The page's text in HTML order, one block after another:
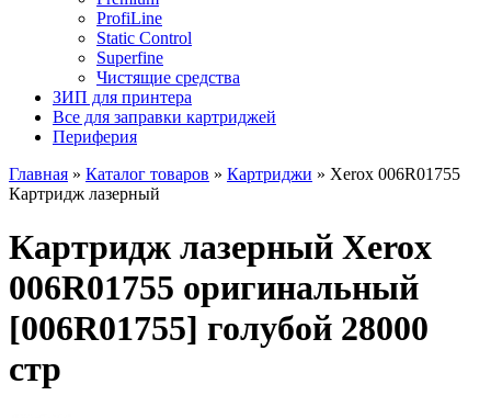
ProfiLine
Static Control
Superfine
Чистящие средства
ЗИП для принтера
Все для заправки картриджей
Периферия
Главная » Каталог товаров » Картриджи » Xerox 006R01755
Картридж лазерный
Картридж лазерный Xerox
006R01755 оригинальный
[006R01755] голубой 28000
стр